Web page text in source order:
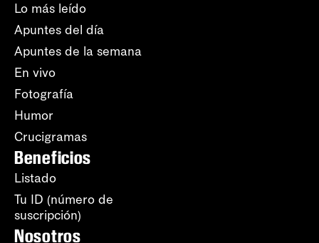
Lo más leído
Apuntes del día
Apuntes de la semana
En vivo
Fotografía
Humor
Crucigramas
Beneficios
Listado
Tu ID (número de
suscripción)
Nosotros